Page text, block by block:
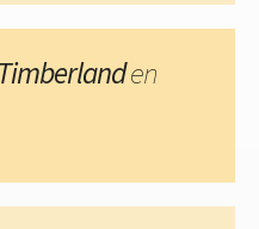
en